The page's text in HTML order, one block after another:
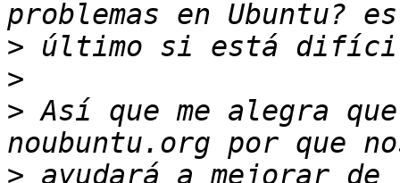
>
>
> Así que me alegra
> ayudará a mejorar